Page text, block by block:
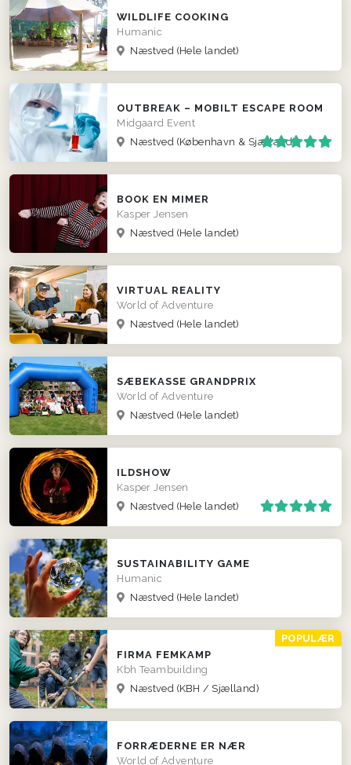
WILDLIFE COOKING
Humanic
Næstved (Hele landet)
OUTBREAK – MOBILT ESCAPE ROOM
Midgaard Event
Næstved (København & Sjælland)
BOOK EN MIMER
Kasper Jensen
Næstved (Hele landet)
VIRTUAL REALITY
World of Adventure
Næstved (Hele landet)
SÆBEKASSE GRANDPRIX
World of Adventure
Næstved (Hele landet)
ILDSHOW
Kasper Jensen
Næstved (Hele landet)
SUSTAINABILITY GAME
Humanic
Næstved (Hele landet)
POPULÆR
FIRMA FEMKAMP
Kbh Teambuilding
Næstved (KBH / Sjælland)
FORRÆDERNE ER NÆR
World of Adventure